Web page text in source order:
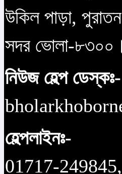
উকিল পাড়া,
সদর ভোলা-৮৩০০।
নিউজ হেল্প ডেস্কঃ-
হেল্পলাইনঃ-
01717-